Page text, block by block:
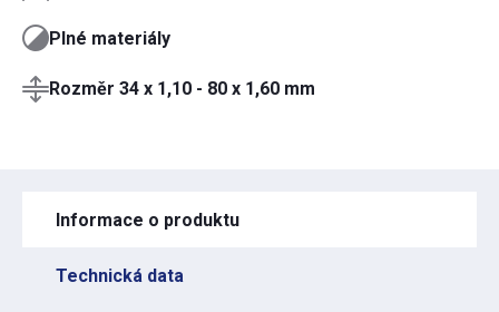
Plné materiály
Rozměr 34 x 1,10 - 80 x 1,60 mm
Informace o produktu
Technická data